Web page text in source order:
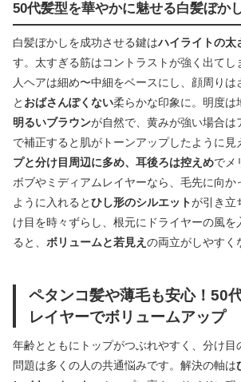
50代髪型を華やかに魅せる白髪ぼか
白髪ぼかしを成功させる鍵はハイライトの太
す。太すぎる筋はコントラストが強く出てし
人ヘアは細め〜中細をベースにし、顔周りは
と おばさんぽくない柔らかな印象に。明度は
明るいブラウンが自然で、黄みが強い場合は
で補正すると肌がトーンアップしたように見
プと分け目周辺に多め、耳後ろは控えめでメ
ボブやミディアムレイヤーなら、毛先に向か
ように入れるとひし形のシルエットが引き立
け目を時々ずらし、根元にドライヤーの風を
ると、 ボリュームと若見え の両立がしやすく
ペタンコ髪や薄毛も安心！50
レイヤーでボリュームアップ
年齢とともにトップがつぶれやすく、分け目
問題は多くの人の共通悩みです。解決の軸は